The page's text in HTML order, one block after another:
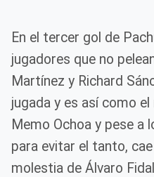
En el tercer gol de
jugadores que no
Martínez y Richard
jugada y es así como
Memo Ochoa y pese a
para evitar el tanto,
molestia de Álvaro